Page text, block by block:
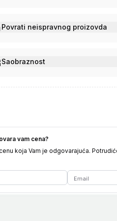
Povrati neispravnog proizovda
Saobraznost
vam cena?
koja Vam je odgovarajuća.